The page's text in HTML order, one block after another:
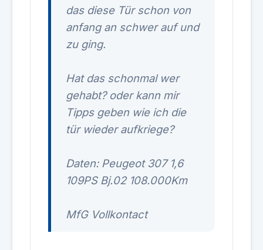
das diese Tür schon von
anfang an schwer auf und
zu ging.
Hat das schonmal wer
gehabt? oder kann mir
Tipps geben wie ich die
tür wieder aufkriege?
Daten: Peugeot 307 1,6
109PS Bj.02 108.000Km
MfG Vollkontact